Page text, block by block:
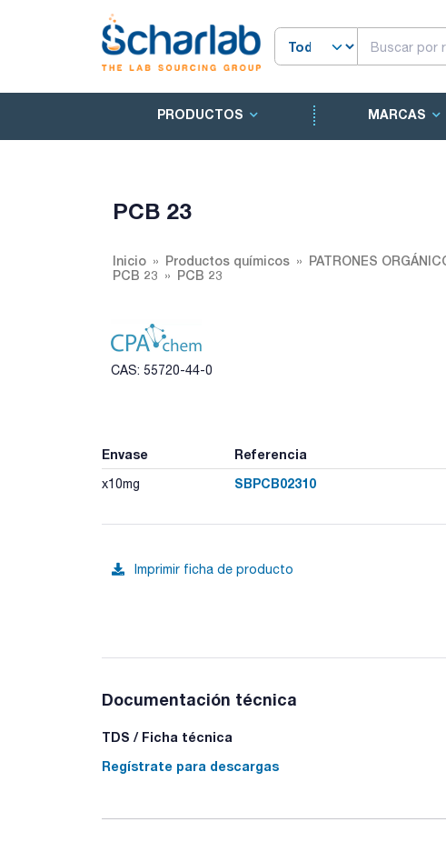
PRODUCTOS MARCAS
PCB 23
Inicio Productos químicos
PATRONES
PCB 23
PCB 23
CAS: 55720-44-0
Envase Referencia
x10mg SBPCB02310
Imprimir ficha de producto
Documentación técnica
TDS / Ficha técnica
Regístrate para descargas